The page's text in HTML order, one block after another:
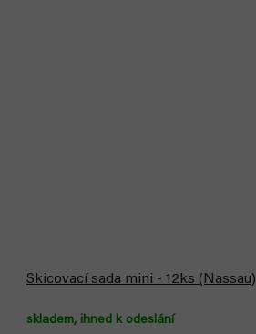
Skicovací sada mini - 12ks (Nassau)
skladem, ihned k odeslání